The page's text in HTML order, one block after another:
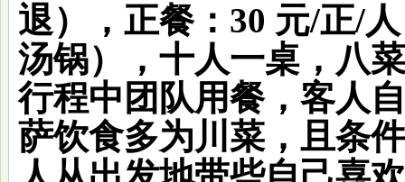
退），正餐：30 元/正/
汤锅），十人一桌，八
行程中团队用餐，客人
萨饮食多为川菜，且条